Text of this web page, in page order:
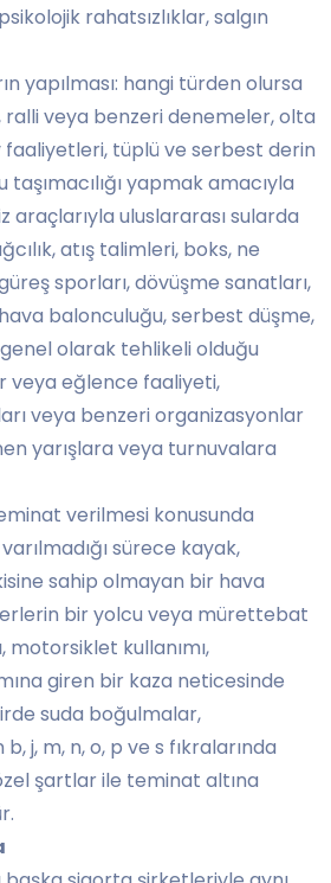
rahatsızlıklar, salgın
yapılması: hangi türden olursa
ralli veya benzeri denemeler, olta
faaliyetleri, tüplü ve serbest derin
taşımacılığı yapmak amacıyla
araçlarıyla uluslararası sularda
atış talimleri, boks, ne
sporları, dövüşme sanatları,
balonculuğu, serbest düşme,
olarak tehlikeli olduğu
veya eğlence faaliyeti,
veya benzeri organizasyonlar
yarışlara veya turnuvalara
verilmesi konusunda
sürece kayak,
sahip olmayan bir hava
bir yolcu veya mürettebat
motorsiklet kullanımı,
giren bir kaza neticesinde
suda boğulmalar,
j, m, n, o, p ve s fıkralarında
şartlar ile teminat altına